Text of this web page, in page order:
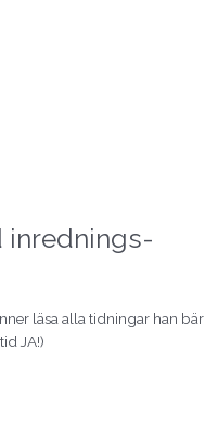
inrednings-
läsa alla tidningar han bär
JA!)